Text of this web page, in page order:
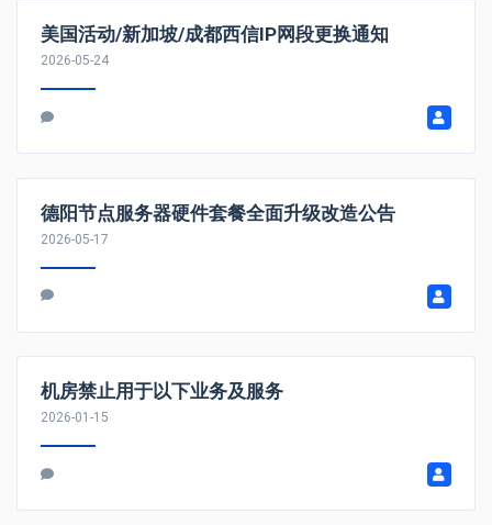
美国活动/新加坡/成都西信IP网段更换通知
2026-05-24
德阳节点服务器硬件套餐全面升级改造公告
2026-05-17
机房禁止用于以下业务及服务
2026-01-15